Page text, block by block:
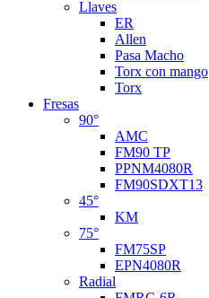
Llaves
ER
Allen
Pasa Macho
Torx con mango
Torx
Fresas
90°
AMC
FM90 TP
PPNM4080R
FM90SDXT13
45°
KM
75°
FM75SP
EPN4080R
Radial